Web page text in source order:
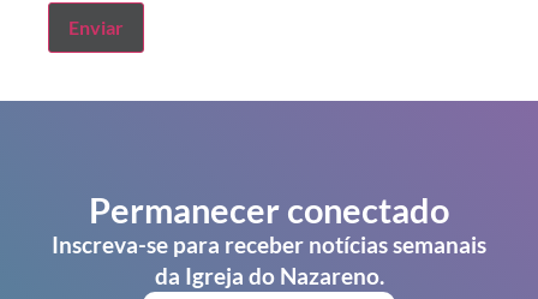
Permanecer conectado
Inscreva-se para receber notícias semanais
da Igreja do Nazareno.